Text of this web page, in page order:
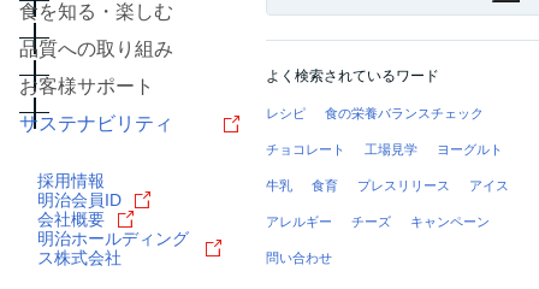
食を知る・楽しむ
品質への取り組み
お客様サポート
サステナビリティ
採用情報
明治会員ID
会社概要
明治ホールディング
ス株式会社
よく検索されているワード
レシピ 食の栄養バランスチェック
チョコレート 工場見学 ヨーグルト
牛乳 食育 プレスリリース アイス
アレルギー チーズ キャンペーン
問い合わせ